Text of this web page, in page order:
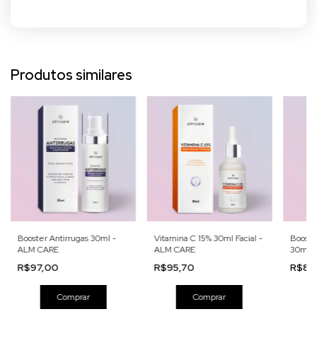
Produtos similares
Booster Antirrugas 30ml -
ALM CARE
R$97,00
Vitamina C 15% 30ml Facial -
ALM CARE
R$95,70
30ml -